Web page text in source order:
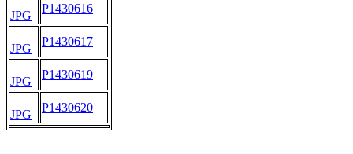
JPG
P1430616
JPG
P1430617
JPG
P1430619
JPG
P1430620